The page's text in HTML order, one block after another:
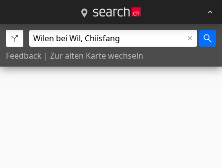
Feedback | Zur alten Karte wechseln